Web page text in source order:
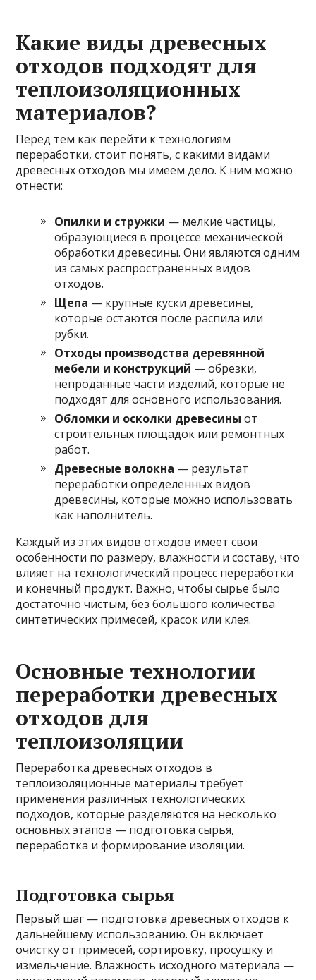
Какие виды древесных
отходов подходят для
теплоизоляционных
материалов?
Перед тем как перейти к технологиям
переработки, стоит понять, с какими видами
древесных отходов мы имеем дело. К ним можно
отнести:
Опилки и стружки — мелкие частицы,
образующиеся в процессе механической
обработки древесины. Они являются одним
из самых распространенных видов
отходов.
Щепа — крупные куски древесины,
которые остаются после распила или
рубки.
Отходы производства деревянной
мебели и конструкций — обрезки,
непроданные части изделий, которые не
подходят для основного использования.
Обломки и осколки древесины от
строительных площадок или ремонтных
работ.
Древесные волокна — результат
переработки определенных видов
древесины, которые можно использовать
как наполнитель.
Каждый из этих видов отходов имеет свои
особенности по размеру, влажности и составу, что
влияет на технологический процесс переработки
и конечный продукт. Важно, чтобы сырье было
достаточно чистым, без большого количества
синтетических примесей, красок или клея.
Основные технологии
переработки древесных
отходов для
теплоизоляции
Переработка древесных отходов в
теплоизоляционные материалы требует
применения различных технологических
подходов, которые разделяются на несколько
основных этапов — подготовка сырья,
переработка и формирование изоляции.
Подготовка сырья
Первый шаг — подготовка древесных отходов к
дальнейшему использованию. Он включает
очистку от примесей, сортировку, просушку и
измельчение. Влажность исходного материала —